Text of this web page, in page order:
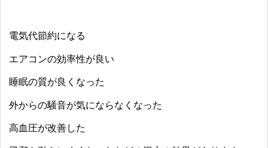
電気代節約になる
エアコンの効率性が良い
睡眠の質が良くなった
外からの騒音が気にならなくなった
高血圧が改善した